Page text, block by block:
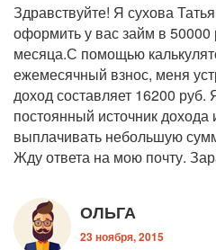
Здравствуйте! Я сухова
оформить у вас займ в 50000
месяца.С помощью
ежемесячный взнос, меня
доход составляет 16200
постоянный источник
выплачивать небольшую
Жду ответа на мою почту.
ОЛЬГА
23 ноября, 2015